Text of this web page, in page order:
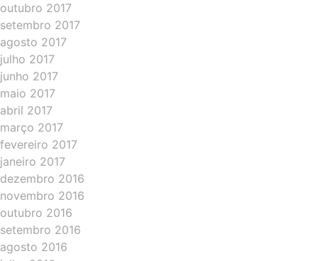
outubro 2017
setembro 2017
agosto 2017
julho 2017
junho 2017
maio 2017
abril 2017
março 2017
fevereiro 2017
janeiro 2017
dezembro 2016
novembro 2016
outubro 2016
setembro 2016
agosto 2016